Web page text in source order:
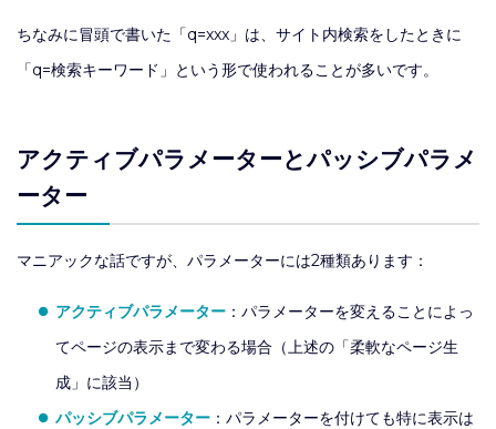
ちなみに冒頭で書いた「q=xxx」は、サイト内検索をしたときに
「q=検索キーワード」という形で使われることが多いです。
アクティブパラメーターとパッシブパラメ
ーター
マニアックな話ですが、パラメーターには2種類あります：
アクティブパラメーター ：パラメーターを変えることによっ
てページの表示まで変わる場合（上述の「柔軟なページ生
成」に該当）
パッシブパラメーター ：パラメーターを付けても特に表示は